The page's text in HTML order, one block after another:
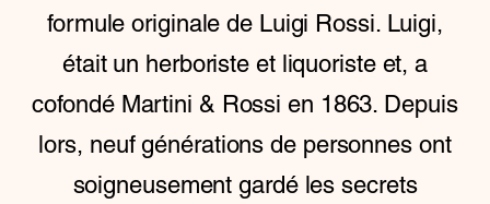
formule originale de Luigi Rossi. Luigi,
était un herboriste et liquoriste et, a
cofondé Martini & Rossi en 1863. Depuis
lors, neuf générations de personnes ont
soigneusement gardé les secrets